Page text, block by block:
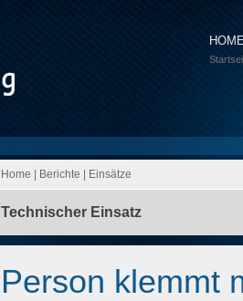
Home Berichte Einsätze
Technischer Einsatz
Person klemmt